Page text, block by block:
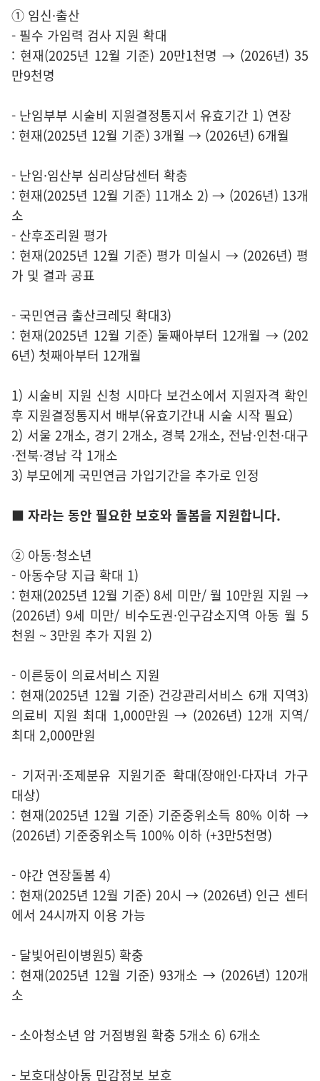
① 임신·출산
- 필수 가임력 검사 지원 확대
: 현재(2025년 12월 기준) 20만1천명 → (2026년) 35
만9천명
- 난임부부 시술비 지원결정통지서 유효기간 1) 연장
: 현재(2025년 12월 기준) 3개월 → (2026년) 6개월
- 난임·임산부 심리상담센터 확충
: 현재(2025년 12월 기준) 11개소 2) → (2026년) 13개
소
- 산후조리원 평가
: 현재(2025년 12월 기준) 평가 미실시 → (2026년) 평
가 및 결과 공표
- 국민연금 출산크레딧 확대3)
: 현재(2025년 12월 기준) 둘째아부터 12개월 → (202
6년) 첫째아부터 12개월
1) 시술비 지원 신청 시마다 보건소에서 지원자격 확인
후 지원결정통지서 배부(유효기간내 시술 시작 필요)
2) 서울 2개소, 경기 2개소, 경북 2개소, 전남·인천·대구
·전북·경남 각 1개소
3) 부모에게 국민연금 가입기간을 추가로 인정
■ 자라는 동안 필요한 보호와 돌봄을 지원합니다.
② 아동·청소년
- 아동수당 지급 확대 1)
: 현재(2025년 12월 기준) 8세 미만/ 월 10만원 지원 →
(2026년) 9세 미만/ 비수도권·인구감소지역 아동 월 5
천원 ~ 3만원 추가 지원 2)
- 이른둥이 의료서비스 지원
: 현재(2025년 12월 기준) 건강관리서비스 6개 지역3)
의료비 지원 최대 1,000만원 → (2026년) 12개 지역/
최대 2,000만원
- 기저귀·조제분유 지원기준 확대(장애인·다자녀 가구
대상)
: 현재(2025년 12월 기준) 기준중위소득 80% 이하 →
(2026년) 기준중위소득 100% 이하 (+3만5천명)
- 야간 연장돌봄 4)
: 현재(2025년 12월 기준) 20시 → (2026년) 인근 센터
에서 24시까지 이용 가능
- 달빛어린이병원5) 확충
: 현재(2025년 12월 기준) 93개소 → (2026년) 120개
소
- 소아청소년 암 거점병원 확충 5개소 6) 6개소
- 보호대상아동 민감정보 보호